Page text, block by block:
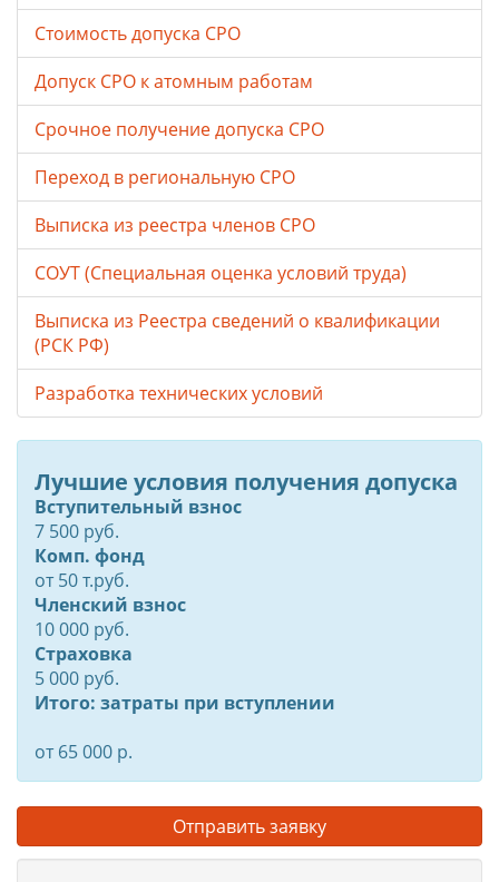
Стоимость допуска СРО
Допуск СРО к атомным работам
Срочное получение допуска СРО
Переход в региональную СРО
Выписка из реестра членов СРО
СОУТ (Специальная оценка условий труда)
Выписка из Реестра сведений о квалификации
(РСК РФ)
Разработка технических условий
Лучшие условия получения допуска
Вступительный взнос
7 500 руб.
Комп. фонд
от50т.руб.
Членский взнос
10 000 руб.
Страховка
5 000 руб.
Итого: затраты при вступлении
от 65 000 р.
Отправить заявку